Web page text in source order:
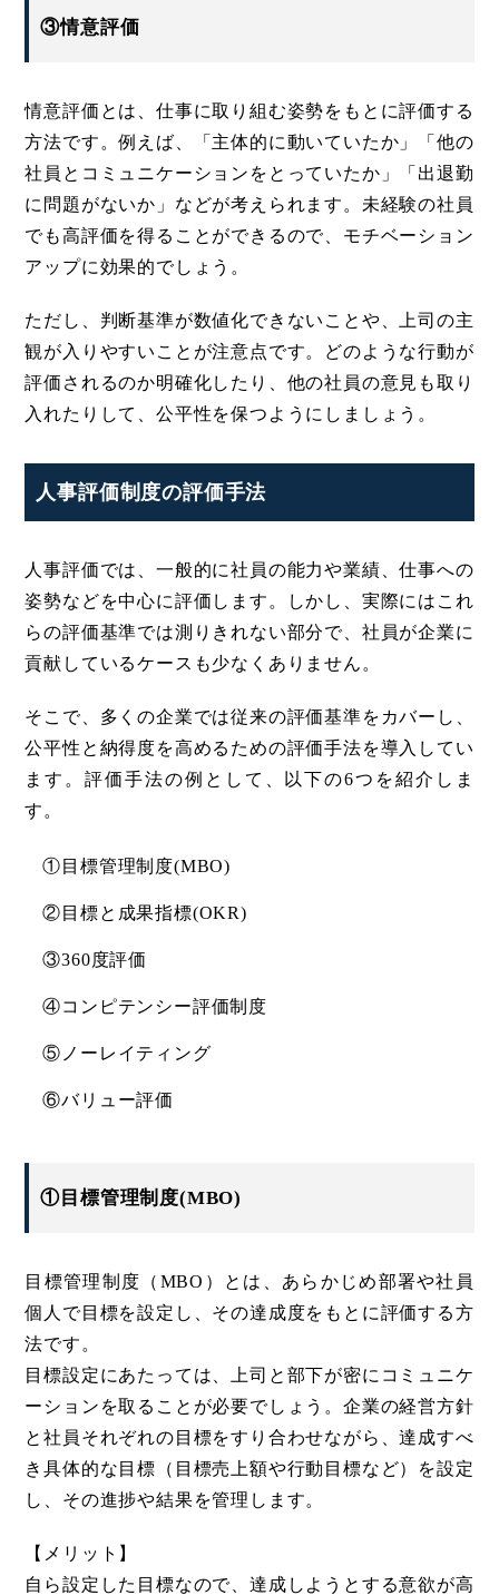
③情意評価
情意評価とは、仕事に取り組む姿勢をもとに評価する
方法です。例えば、「主体的に動いていたか」「他の
社員とコミュニケーションをとっていたか」「出退勤
に問題がないか」などが考えられます。未経験の社員
でも高評価を得ることができるので、モチベーション
アップに効果的でしょう。
ただし、判断基準が数値化できないことや、上司の主
観が入りやすいことが注意点です。どのような行動が
評価されるのか明確化したり、他の社員の意見も取り
入れたりして、公平性を保つようにしましょう。
人事評価制度の評価手法
人事評価では、一般的に社員の能力や業績、仕事への
姿勢などを中心に評価します。しかし、実際にはこれ
らの評価基準では測りきれない部分で、社員が企業に
貢献しているケースも少なくありません。
そこで、多くの企業では従来の評価基準をカバーし、
公平性と納得度を高めるための評価手法を導入してい
ます。評価手法の例として、以下の6つを紹介しま
す。
①目標管理制度(MBO)
②目標と成果指標(OKR)
③360度評価
④コンピテンシー評価制度
⑤ノーレイティング
⑥バリュー評価
①目標管理制度(MBO)
目標管理制度（MBO）とは、あらかじめ部署や社員
個人で目標を設定し、その達成度をもとに評価する方
法です。
目標設定にあたっては、上司と部下が密にコミュニケ
ーションを取ることが必要でしょう。企業の経営方針
と社員それぞれの目標をすり合わせながら、達成すべ
き具体的な目標（目標売上額や行動目標など）を設定
し、その進捗や結果を管理します。
【メリット】
自ら設定した目標なので、達成しようとする意欲が高